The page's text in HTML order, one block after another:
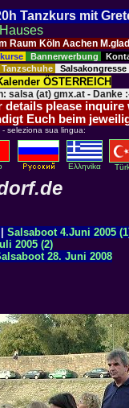
Tanzkurs mit
Raum Köln Aachen
Bannerwerbung
Salsakongresse
ÖSTERREICH
salsa (at) gmx.at - Danke
details please
Euch beim
seleziona sua lingua:
Eλληvikα
Salsaboot 4.Juni 2005
2005 (2)
28. Juni 2008